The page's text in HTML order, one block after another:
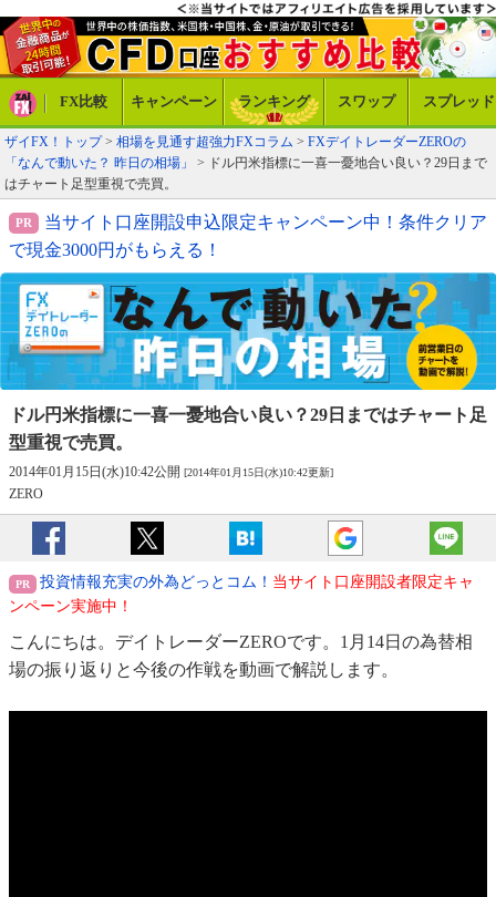
FX比較 キャンペーン ランキング スワップ スプレッド
ザイFX！トップ> 相場を見通す超強力FXコラム > FXデイトレーダーZEROの
「なんで動いた？ 昨日の相場」
> ドル円米指標に一喜一憂地合い良い？29日まで
はチャート足型重視で売買。
当サイト口座開設申込限定キャンペーン中！条件クリア
で現金3000円がもらえる！
ドル円米指標に一喜一憂地合い良い？29日まではチャート足
型重視で売買。
2014年01月15日(水)10:42公開 [2014年01月15日(水)10:42更新]
ZERO
投資情報充実の外為どっとコム！ 当サイト口座開設者限定キャ
ンペーン実施中！
こんにちは。デイトレーダーZEROです。1月14日の為替相
場の振り返りと今後の作戦を動画で解説します。